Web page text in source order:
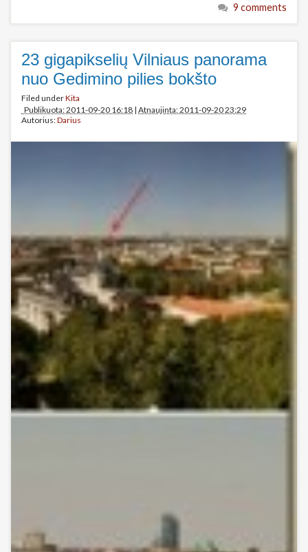
9 comments
23 gigapikselių Vilniaus panorama
nuo Gedimino pilies bokšto
Filed underKita
Publikuota: 2011-09-20 16:18 | Atnaujinta: 2011-09-20 23:29
Autorius:Darius